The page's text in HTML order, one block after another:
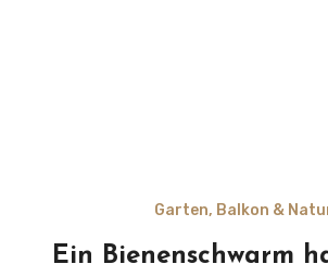
Garten, Balkon &
Ein Bienenschwarm